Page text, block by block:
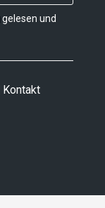
gelesen und
Kontakt